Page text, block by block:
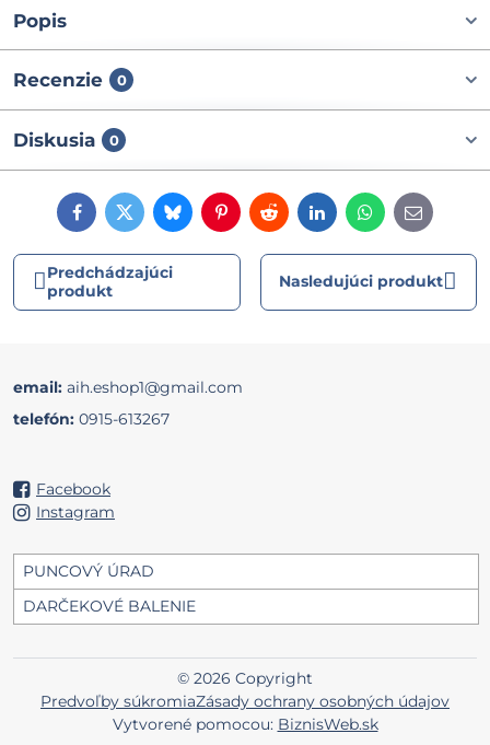
Popis
Recenzie 0
Diskusia 0
FacebookTwitterBlueskyPinterestRedditLinkedInWhatsApp
E-
mail
Predchádzajúci
produkt
Nasledujúci produkt
email: aih.eshop1@gmail.com
telefón: 0915-613267
Facebook
Instagram
PUNCOVÝ ÚRAD
DARČEKOVÉ BALENIE
© 2026 Copyright
Predvoľby súkromiaZásady ochrany osobných údajov
Vytvorené pomocou: BiznisWeb.sk